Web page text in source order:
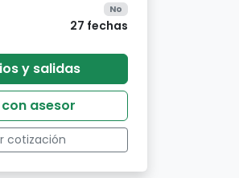
No
27 fechas
y salidas
asesor
cotización